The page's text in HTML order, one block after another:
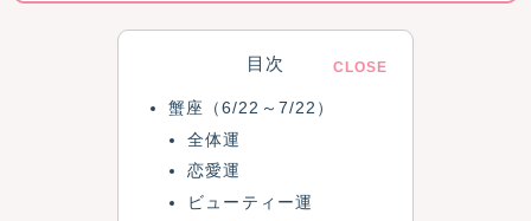
目次
蟹座（6/22～7/22）
全体運
恋愛運
ビューティー運